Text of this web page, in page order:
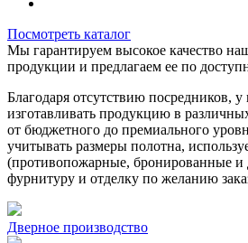
Посмотреть каталог
Мы гарантируем высокое качество
продукции и предлагаем ее по
Благодаря отсутствию посредников, у
изготавливать продукцию в
от бюджетного до премиального
учитывать размеры полотна,
(противопожарные, бронированные и
фурнитуру и отделку по желанию
Дверное производство